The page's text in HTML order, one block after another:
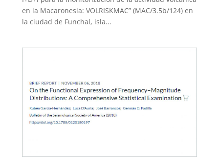
en la Macaronesia: VOLRISKMAC” (MAC/3.5b/124) en
la ciudad de Funchal, isla...